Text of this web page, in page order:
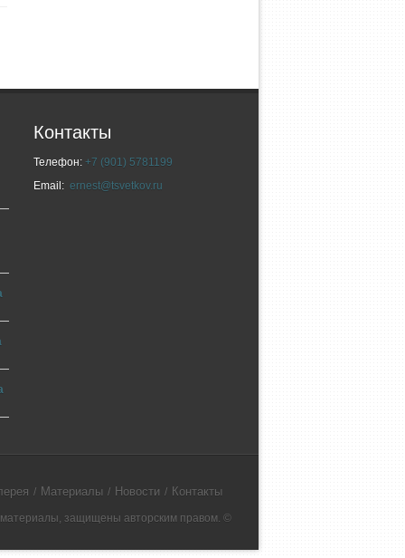
Контакты
Телефон: +7 (901) 5781199
Email: ernest@tsvetkov.ru
Материалы Новости Контакты
защищены авторским правом. ©